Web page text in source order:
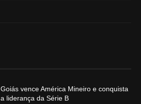
Goiás vence América Mineiro e conquista
a liderança da Série B